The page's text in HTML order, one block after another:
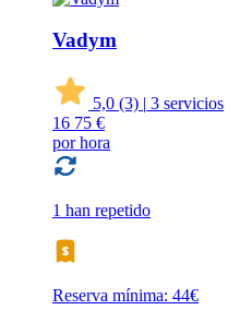
Vadym
5,0 (3) | 3 servicios
16 75 €
por hora
1 han repetido
Reserva mínima: 44€